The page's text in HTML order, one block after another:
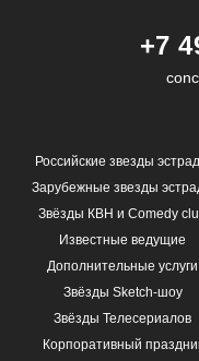
+7
Российские звезды
Зарубежные звезды
Звёзды КВН и Comedy
Известные ведущие
Дополнительные услуги
Звёзды Sketch-шоу
Звёзды Телесериалов
Корпоративный